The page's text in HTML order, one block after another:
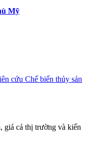
Mỹ
cứu Chế biến thủy sản
giá cả thị trường và kiến